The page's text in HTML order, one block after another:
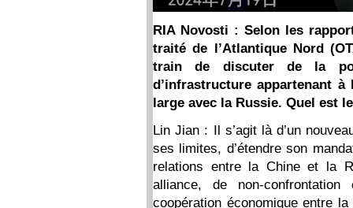
RIA Novosti : Selon les
traité de l’Atlantique Nord
train de discuter de la
d’infrastructure appartenant
large avec la Russie. Quel est
Lin Jian : Il s’agit là d’un
ses limites, d’étendre son
relations entre la Chine et la
alliance, de non-
coopération économique entre